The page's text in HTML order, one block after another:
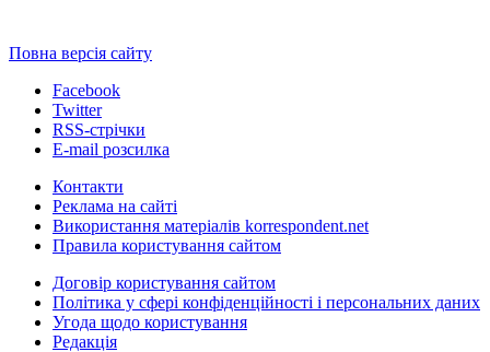
Повна версія сайту
Facebook
Twitter
RSS-стрічки
E-mail розсилка
Контакти
Реклама на сайті
Використання матеріалів korrespondent.net
Правила користування сайтом
Договір користування сайтом
Політика у сфері конфіденційності і персональних даних
Угода щодо користування
Редакція